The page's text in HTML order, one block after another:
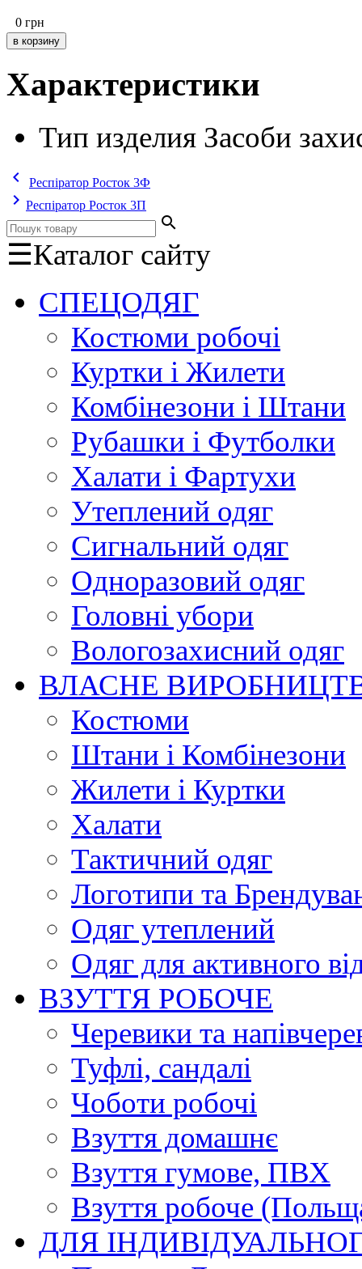
0 грн
Характеристики
Тип изделия Засоби
keyboard_arrow_left Респіратор Росток 3Ф
keyboard_arrow_right Респіратор Росток 3П
search
☰Каталог сайту
СПЕЦОДЯГ
Костюми робочі
Куртки і Жилети
Комбінезони і Штани
Рубашки і Футболки
Халати і Фартухи
Утеплений одяг
Сигнальний одяг
Одноразовий одяг
Головні убори
Вологозахисний одяг
ВЛАСНЕ
Костюми
Штани і Комбінезони
Жилети і Куртки
Халати
Тактичний одяг
Логотипи та
Одяг утеплений
Одяг для активного
ВЗУТТЯ РОБОЧЕ
Черевики та
Туфлі, сандалі
Чоботи робочі
Взуття домашнє
Взуття гумове, ПВХ
Взуття робоче
ДЛЯ